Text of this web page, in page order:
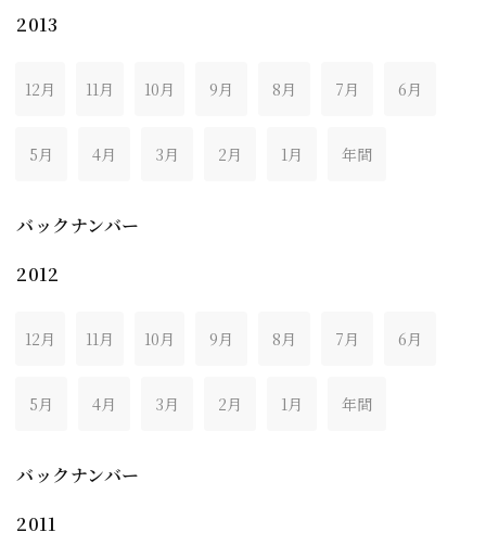
2013
12月 11月 10月 9月 8月 7月 6月
5月 4月 3月 2月 1月 年間
バックナンバー
2012
12月 11月 10月 9月 8月 7月 6月
5月 4月 3月 2月 1月 年間
バックナンバー
2011